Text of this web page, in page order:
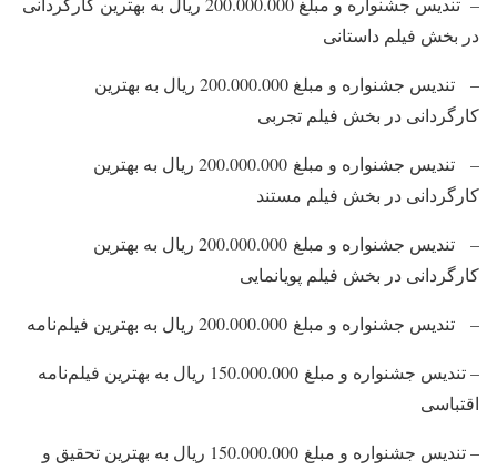
در بخش فیلم داستانی
– تندیس جشنواره و مبلغ 200.000.000 ریال به بهترین
كارگردانی در بخش فیلم تجربی
– تندیس جشنواره و مبلغ 200.000.000 ریال به بهترین
كارگردانی در بخش فیلم مستند
– تندیس جشنواره و مبلغ 200.000.000 ریال به بهترین
كارگردانی در بخش فیلم پویانمایی
– تندیس جشنواره و مبلغ 200.000.000 ریال به بهترین فیلم‌نامه
– تندیس جشنواره و مبلغ 150.000.000 ریال به بهترین فیلم‌نامه
اقتباسی
– تندیس جشنواره و مبلغ 150.000.000 ریال به بهترین تحقیق و